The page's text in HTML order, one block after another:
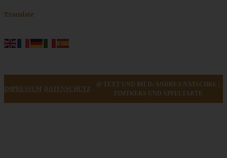
Translate
IMPRESSUM DATENSCHUTZ
@ TEXT UND BILD: ANDREA NATSCHKE |
ZIMTKEKS UND APFELTARTE